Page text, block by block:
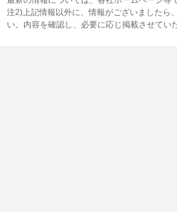
注2)上記情報以外に、情報がございましたら
い。内容を確認し、必要に応じ掲載させてい